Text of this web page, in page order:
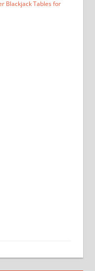
Blackjack Tables for